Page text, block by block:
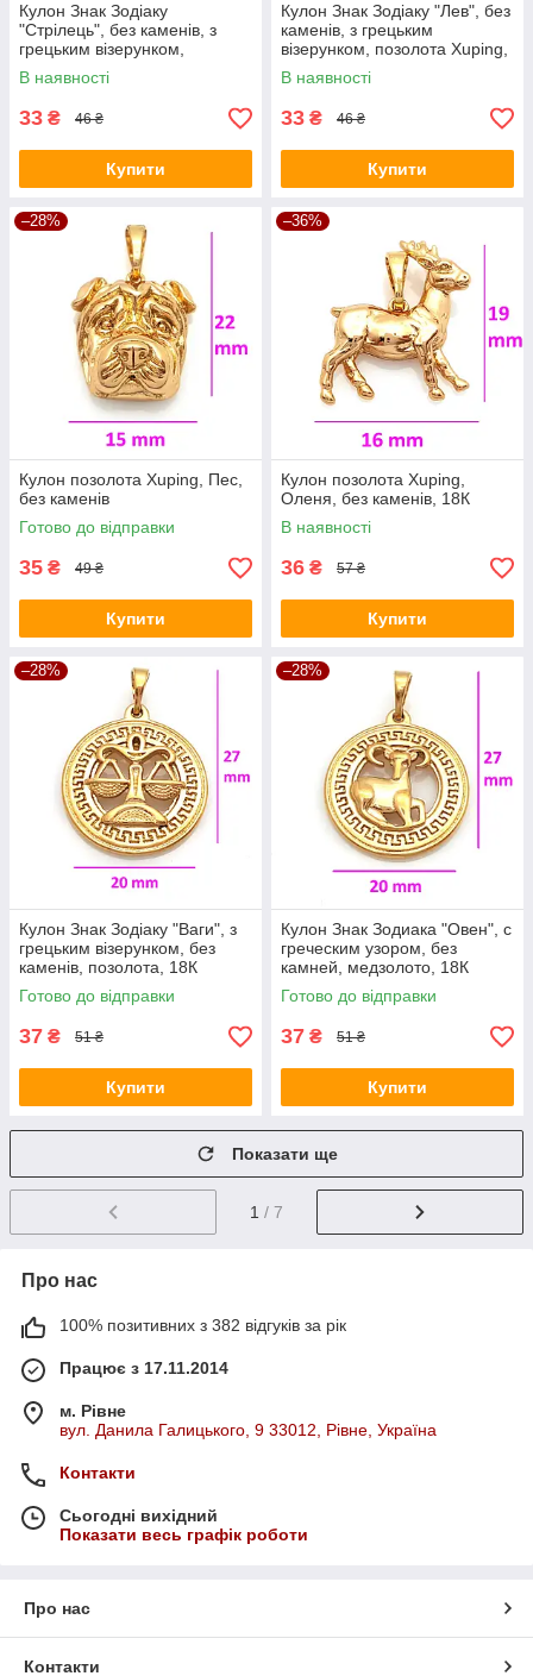
Кулон Знак Зодіаку
"Стрілець", без каменів, з
грецьким візерунком,
позолота Xuping, 12К
В наявності
33 ₴ 46 ₴
Купити
Кулон Знак Зодіаку "Лев", без
каменів, з грецьким
візерунком, позолота Xuping,
12К
В наявності
33 ₴ 46 ₴
Купити
–28%
Кулон позолота Xuping, Пес,
без каменів
Готово до відправки
35 ₴ 49 ₴
Купити
–36%
Кулон позолота Xuping,
Оленя, без каменів, 18К
В наявності
36 ₴ 57 ₴
Купити
–28%
Кулон Знак Зодіаку "Ваги", з
грецьким візерунком, без
каменів, позолота, 18К
Готово до відправки
37 ₴ 51 ₴
Купити
–28%
Кулон Знак Зодиака "Овен", с
греческим узором, без
камней, медзолото, 18К
Готово до відправки
37 ₴ 51 ₴
Купити
Показати ще
1 / 7
Про нас
100% позитивних з 382 відгуків за рік
Працює з 17.11.2014
м. Рівне
вул. Данила Галицького, 9 33012, Рівне, Україна
Контакти
Сьогодні вихідний
Показати весь графік роботи
Про нас
Контакти